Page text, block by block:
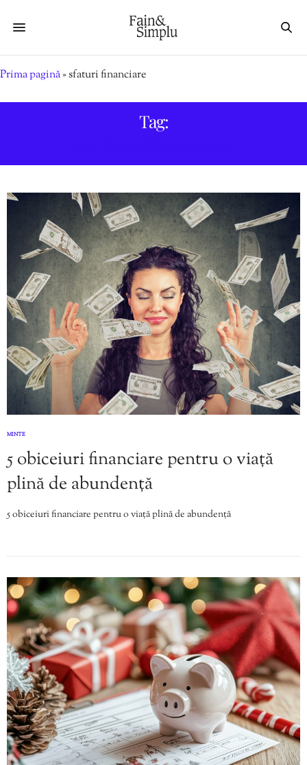
Prima pagină»sfaturi financiare
Tag:
MINTE
5 obiceiuri financiare pentru o viață
plină de abundență
5 obiceiuri financiare pentru o viață plină de abundență